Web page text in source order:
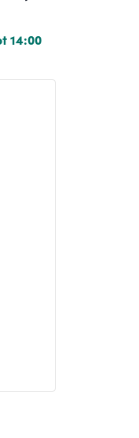
14:00